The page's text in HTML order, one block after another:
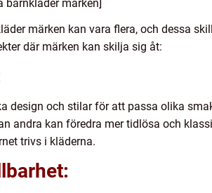
barnkläder märken]
märken kan vara flera, och dessa
där märken kan skilja sig åt:
design och stilar för att passa olika
andra kan föredra mer tidlösa och
trivs i kläderna.